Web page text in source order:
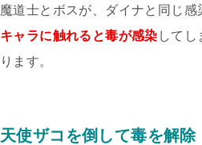
魔道士とボスが、ダイナと同じ
キャラに触れると毒が感染 して
ります。
天使ザコを倒して毒を解除